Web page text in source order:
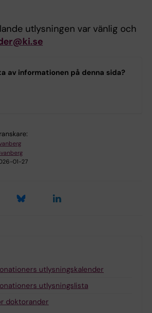
utlysningen var vänlig och
av informationen på denna sida?
01-27
utlysningskalender
utlysningslista
doktorander